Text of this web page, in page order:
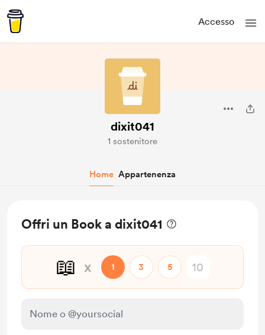
Accesso
dixit041
1 sostenitore
Home Appartenenza
Offri un Book a dixit041
📖 x 1 3 5